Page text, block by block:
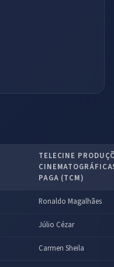
TELECINE
PAGA (TCM)
Ronaldo Magalhães
Júlio Cézar
Carmen Sheila